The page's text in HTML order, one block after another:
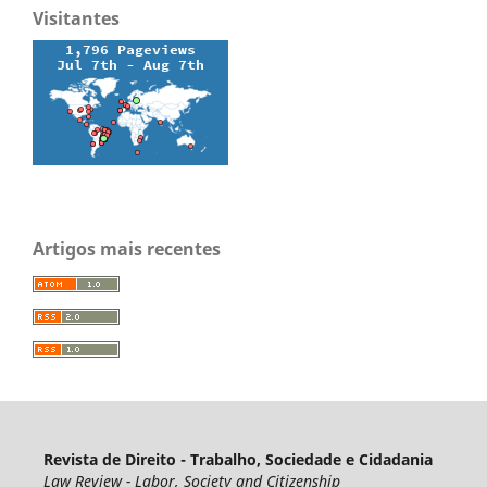
Visitantes
Artigos mais recentes
Revista de Direito - Trabalho, Sociedade e Cidadania
Law Review - Labor, Society and Citizenship